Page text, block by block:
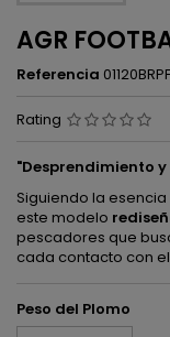
AGR
Referencia
Rating
"Desprendimiento
Siguiendo la
este modelo
pescadores que
cada contacto con
Peso del Plomo